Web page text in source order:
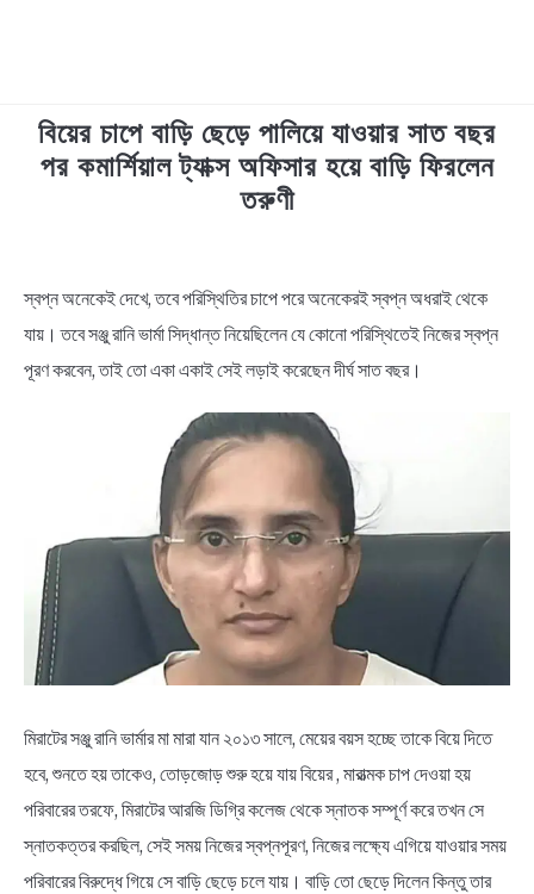
TECHNOLOGY
EDUCATIONAL
QUOTES & CAPTIONS
NEWS
BENGALI LYRICS
BENGALI NAMES
BENGALI STORIES
বিয়ের চাপে বাড়ি ছেড়ে পালিয়ে যাওয়ার সাত বছর
পর কমার্শিয়াল ট্যাক্স অফিসার হয়ে বাড়ি ফিরলেন
তরুণী
News
স্বপ্ন অনেকেই দেখে, তবে পরিস্থিতির চাপে পরে অনেকেরই স্বপ্ন অধরাই থেকে
যায়। তবে সঞ্জু রানি ভার্মা সিদ্ধান্ত নিয়েছিলেন যে কোনো পরিস্থিতেই নিজের স্বপ্ন
পূরণ করবেন, তাই তো একা একাই সেই লড়াই করেছেন দীর্ঘ সাত বছর।
মিরাটের সঞ্জু রানি ভার্মার মা মারা যান ২০১৩ সালে, মেয়ের বয়স হচ্ছে তাকে বিয়ে দিতে
হবে, শুনতে হয় তাকেও, তোড়জোড় শুরু হয়ে যায় বিয়ের , মারাত্মক চাপ দেওয়া হয়
পরিবারের তরফে, মিরাটের আরজি ডিগ্রি কলেজ থেকে স্নাতক সম্পূর্ণ করে তখন সে
স্নাতকত্তর করছিল, সেই সময় নিজের স্বপ্নপূরণ, নিজের লক্ষ্যে এগিয়ে যাওয়ার সময়
পরিবারের বিরুদ্ধে গিয়ে সে বাড়ি ছেড়ে চলে যায়। বাড়ি তো ছেড়ে দিলেন কিন্তু তার